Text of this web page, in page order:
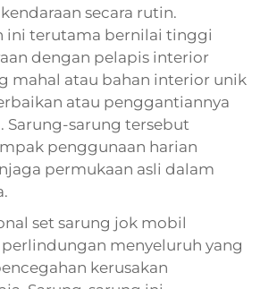
secara rutin.
ini terutama bernilai tinggi
dengan pelapis interior
mahal atau bahan interior unik
atau penggantiannya
Sarung-sarung tersebut
penggunaan harian
permukaan asli dalam
set sarung jok mobil
menyeluruh yang
kerusakan